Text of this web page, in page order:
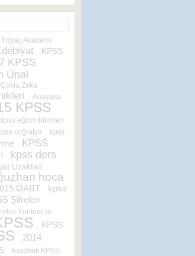
Akademi
KPSS
KPSS
Ünal
Çoklu Zeka
Anayasa
KPSS
kpss eğitim bilimleri
coğrafya
kpss
KPSS
kpss ders
Uzaktan
hoca
ÖABT
kpss
Şifreleri
Yöntem ve
KPSS
2014
Karabük KPSS